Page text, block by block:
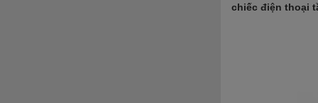
chiếc điện thoại